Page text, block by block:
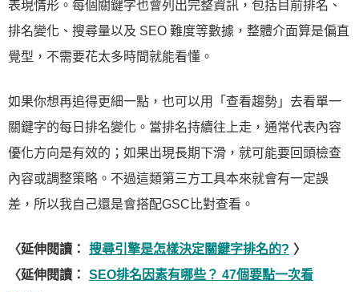
表現情形。每個關鍵字也會列出完整資訊，包括目前排名、
排名變化、搜尋量以及 SEO 難度等數據，整體介面算是偏直
覺型，不需要花太多時間就能看懂。
如果你想再追得更細一點，也可以用「查看趨勢」去看單一
關鍵字的每日排名變化。當排名持續往上走，通常代表內容
優化方向是有效的；如果出現長期下滑，就可能要回頭檢查
內容或調整策略。不過這類第三方工具本來就會有一定誤
差，所以我自己還是會搭配GSC比對查看。
〈延伸閱讀： 搜尋引擎是怎樣決定關鍵字排名的? 〉
〈延伸閱讀：
SEO排名因素有哪些？ 47個要點一次看